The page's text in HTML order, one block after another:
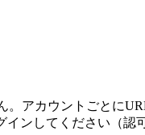
アカウントごとに
ンしてください（認